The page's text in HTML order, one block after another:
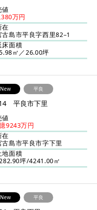
値
万円
在
古島市平良字西里82–1
床面積
㎡／26.00坪
New 平良
平良市下里
値
9243万円
在
古島市平良市字下里
地面積
坪/4241.00㎡
New 平良